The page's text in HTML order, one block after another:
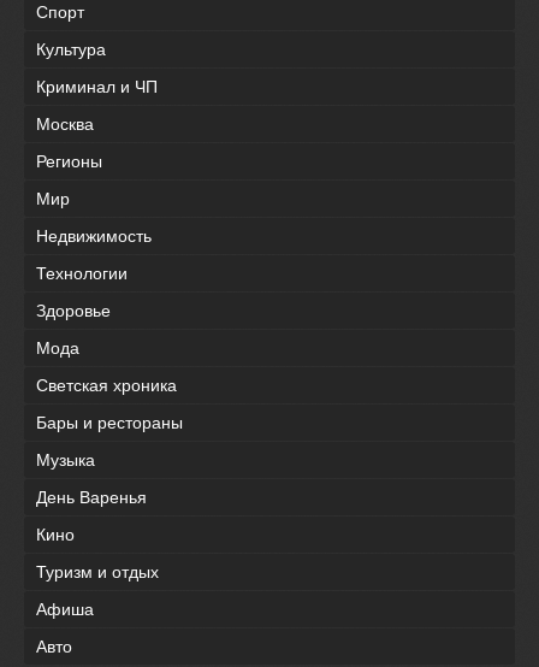
Спорт
Культура
Криминал и ЧП
Москва
Регионы
Мир
Недвижимость
Технологии
Здоровье
Мода
Светская хроника
Бары и рестораны
Музыка
День Варенья
Кино
Туризм и отдых
Афиша
Авто